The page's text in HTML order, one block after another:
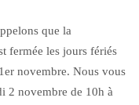
que la
fermée les jours fériés
novembre. Nous vous
2 novembre de 10h à